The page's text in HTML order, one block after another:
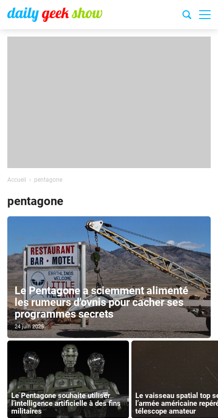
Accueil pentagone
pentagone
Le Pentagone a sciemment alimenté
les rumeurs d’ovnis pour cacher ses
programmes secrets
24 juin 2025
Le Pentagone souhaite utiliser
l’intelligence artificielle à des fins
militaires
Le vaisseau spatial top
l’armée américaine
télescope amateur